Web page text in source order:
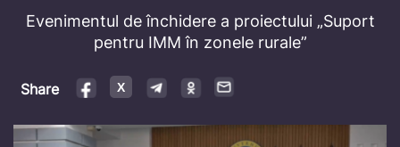
Evenimentul de închidere a proiectului „Suport
pentru IMM în zonele rurale”
Share